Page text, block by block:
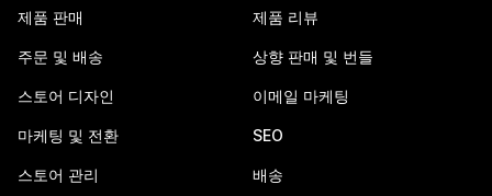
제품 판매
주문 및 배송
스토어 디자인
마케팅 및 전환
스토어 관리
제품 리뷰
상향 판매 및 번들
이메일 마케팅
SEO
배송